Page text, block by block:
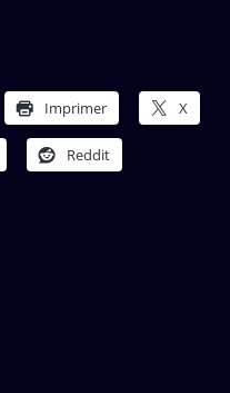
Imprimer X
Reddit